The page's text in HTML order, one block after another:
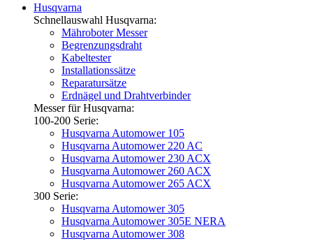
Husqvarna
Schnellauswahl Husqvarna:
Mähroboter Messer
Begrenzungsdraht
Kabeltester
Installationssätze
Reparatursätze
Erdnägel und Drahtverbinder
Messer für Husqvarna:
100-200 Serie:
Husqvarna Automower 105
Husqvarna Automower 220 AC
Husqvarna Automower 230 ACX
Husqvarna Automower 260 ACX
Husqvarna Automower 265 ACX
300 Serie:
Husqvarna Automower 305
Husqvarna Automower 305E NERA
Husqvarna Automower 308